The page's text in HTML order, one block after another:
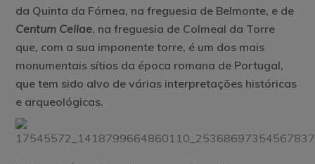
da Quinta da Fórnea, na freguesia de Belmonte, e de
Centum Cellae, na freguesia de Colmeal da Torre
que, com a sua imponente torre, é um dos mais
monumentais sítios da época romana de Portugal,
que tem sido alvo de várias interpretações históricas
e arqueológicas.